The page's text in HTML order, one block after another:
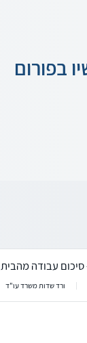
בפורום
עבודה מהבית
ורד שדות משרד עו"ד